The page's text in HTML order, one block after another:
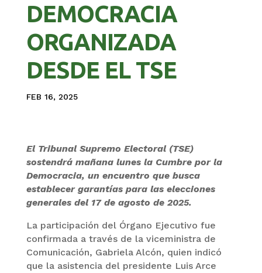
DEMOCRACIA
ORGANIZADA
DESDE EL TSE
FEB 16, 2025
El Tribunal Supremo Electoral (TSE)
sostendrá mañana lunes la Cumbre por la
Democracia, un encuentro que busca
establecer garantías para las elecciones
generales del 17 de agosto de 2025.
La participación del Órgano Ejecutivo fue
confirmada a través de la viceministra de
Comunicación, Gabriela Alcón, quien indicó
que la asistencia del presidente Luis Arce